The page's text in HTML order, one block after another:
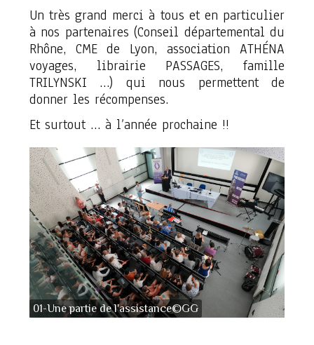
Un très grand merci à tous et en particulier
à nos partenaires (Conseil départemental du
Rhône, CME de Lyon, association ATHÉNA
voyages, librairie PASSAGES, famille
TRILYNSKI …) qui nous permettent de
donner les récompenses.
Et surtout … à l’année prochaine !!
01-Une partie de l'assistance©GG